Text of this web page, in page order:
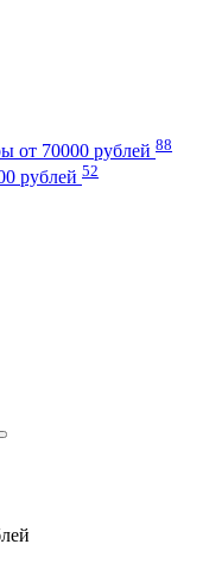
от 70000 рублей 88
рублей 52